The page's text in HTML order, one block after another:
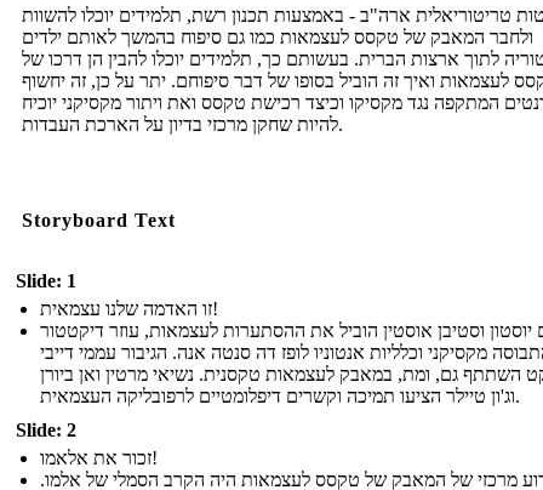
טריטוריאלית ארה"ב - באמצעות תכנון רשת, תלמידים יוכלו להשוות
ולחבר המאבק של טקסס לעצמאות כמו גם סיפוח בהמשך לאותם ילדים
לתוך ארצות הברית. בעשותם כך, תלמידים יוכלו להבין הן דרכו של
לעצמאות ואיך זה הוביל בסופו של דבר סיפוחם. יתר על כן, זה יחשוף
המתקפה נגד מקסיקו וכיצד רכישת טקסס ואת ויתור מקסיקני יוכיח
להיות שחקן מרכזי בדיון על הארכת העבדות.
Storyboard Text
Slide: 1
זו האדמה שלנו עצמאית!
יוסטון וסטיבן אוסטין הוביל את ההסתערות לעצמאות, עוזר דיקטטור
מקסיקני וכלליות אנטוניו לופז דה סנטה אנה. הגיבור עממי דייבי
השתתף גם, ומת, במאבק לעצמאות טקסנית. נשיאי מרטין ואן ביורן
וג'ון טיילר הציעו תמיכה וקשרים דיפלומטיים לרפובליקה העצמאית.
Slide: 2
זכור את אלאמו!
מרכזי של המאבק של טקסס לעצמאות היה הקרב הסמלי של אלמו.